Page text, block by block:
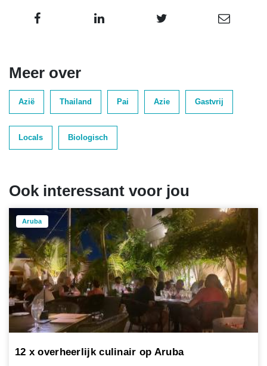
Meer over
Azië Thailand Pai Azie Gastvrij
Locals Biologisch
Ook interessant voor jou
Aruba
12 x overheerlijk culinair op Aruba